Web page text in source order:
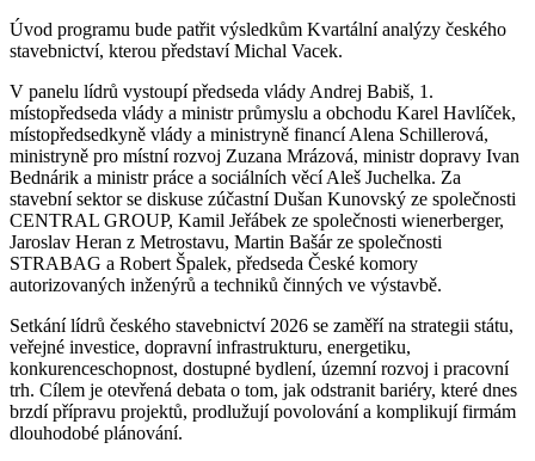
Úvod programu bude patřit výsledkům Kvartální analýzy českého
stavebnictví, kterou představí Michal Vacek.
V panelu lídrů vystoupí předseda vlády Andrej Babiš, 1.
místopředseda vlády a ministr průmyslu a obchodu Karel Havlíček,
místopředsedkyně vlády a ministryně financí Alena Schillerová,
ministryně pro místní rozvoj Zuzana Mrázová, ministr dopravy Ivan
Bednárik a ministr práce a sociálních věcí Aleš Juchelka. Za
stavební sektor se diskuse zúčastní Dušan Kunovský ze společnosti
CENTRAL GROUP, Kamil Jeřábek ze společnosti wienerberger,
Jaroslav Heran z Metrostavu, Martin Bašár ze společnosti
STRABAG a Robert Špalek, předseda České komory
autorizovaných inženýrů a techniků činných ve výstavbě.
Setkání lídrů českého stavebnictví 2026 se zaměří na strategii státu,
veřejné investice, dopravní infrastrukturu, energetiku,
konkurenceschopnost, dostupné bydlení, územní rozvoj i pracovní
trh. Cílem je otevřená debata o tom, jak odstranit bariéry, které dnes
brzdí přípravu projektů, prodlužují povolování a komplikují firmám
dlouhodobé plánování.